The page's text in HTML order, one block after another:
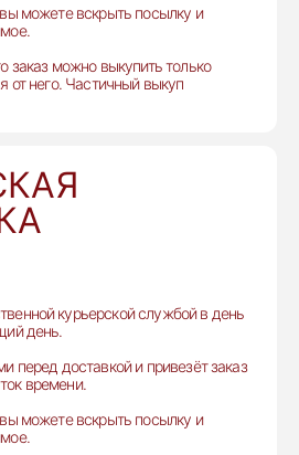
можете вскрыть посылку и
заказ можно выкупить только
от него. Частичный выкуп
курьерской службой в день
день.
перед доставкой и привезёт заказ
времени.
можете вскрыть посылку и